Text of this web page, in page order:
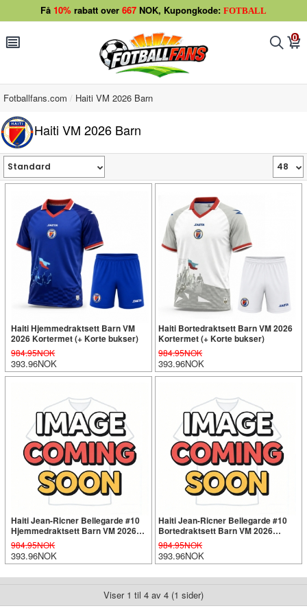
Få 10% rabatt over 667 NOK, Kupongkode: FOTBALL
󰂩 󰂨 0
󰃦
Fotballfans.com Haiti VM 2026 Barn
Haiti VM 2026 Barn
Haiti Hjemmedraktsett Barn VM
2026 Kortermet (+ Korte bukser)
984.95NOK
393.96NOK
Haiti Bortedraktsett Barn VM 2026
Kortermet (+ Korte bukser)
984.95NOK
393.96NOK
Haiti Jean-Ricner Bellegarde #10
Hjemmedraktsett Barn VM 2026
Kortermet (+ Korte bukser)
984.95NOK
393.96NOK
Haiti Jean-Ricner Bellegarde #10
Bortedraktsett Barn VM 2026
Kortermet (+ Korte bukser)
984.95NOK
393.96NOK
Viser 1 til 4 av 4 (1 sider)